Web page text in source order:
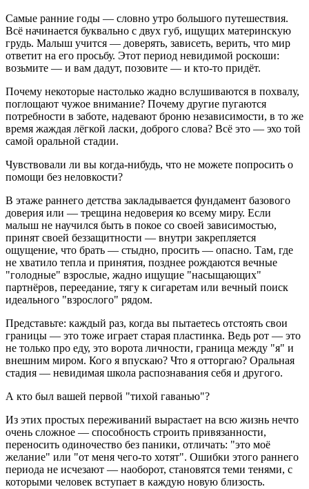
Самые ранние годы — словно утро большого путешествия.
Всё начинается буквально с двух губ, ищущих материнскую
грудь. Малыш учится — доверять, зависеть, верить, что мир
ответит на его просьбу. Этот период невидимой роскоши:
возьмите — и вам дадут, позовите — и кто-то придёт.
Почему некоторые настолько жадно вслушиваются в похвалу,
поглощают чужое внимание? Почему другие пугаются
потребности в заботе, надевают броню независимости, в то же
время жаждая лёгкой ласки, доброго слова? Всё это — эхо той
самой оральной стадии.
Чувствовали ли вы когда-нибудь, что не можете попросить о
помощи без неловкости?
В этаже раннего детства закладывается фундамент базового
доверия или — трещина недоверия ко всему миру. Если
малыш не научился быть в покое со своей зависимостью,
принят своей беззащитности — внутри закрепляется
ощущение, что брать — стыдно, просить — опасно. Там, где
не хватило тепла и принятия, позднее рождаются вечные
"голодные" взрослые, жадно ищущие "насыщающих"
партнёров, переедание, тягу к сигаретам или вечный поиск
идеального "взрослого" рядом.
Представьте: каждый раз, когда вы пытаетесь отстоять свои
границы — это тоже играет старая пластинка. Ведь рот — это
не только про еду, это ворота личности, граница между "я" и
внешним миром. Кого я впускаю? Что я отторгаю? Оральная
стадия — невидимая школа распознавания себя и другого.
А кто был вашей первой "тихой гаванью"?
Из этих простых переживаний вырастает на всю жизнь нечто
очень сложное — способность строить привязанности,
переносить одиночество без паники, отличать: "это моё
желание" или "от меня чего-то хотят". Ошибки этого раннего
периода не исчезают — наоборот, становятся теми тенями, с
которыми человек вступает в каждую новую близость.